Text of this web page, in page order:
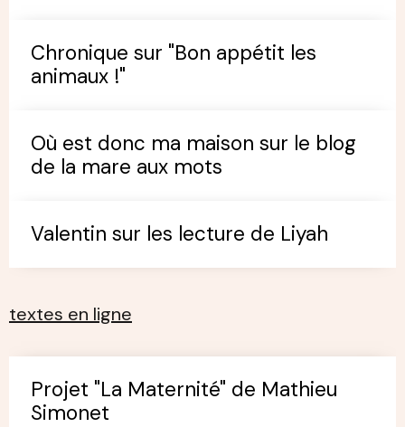
Chronique sur "Bon appétit les
animaux !"
Où est donc ma maison sur le blog
de la mare aux mots
Valentin sur les lecture de Liyah
textes en ligne
Projet "La Maternité" de Mathieu
Simonet